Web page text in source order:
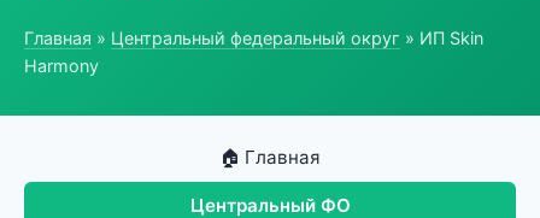
Главная » Центральный федеральный округ » ИП Skin
Harmony
🏠 Главная
Центральный ФО